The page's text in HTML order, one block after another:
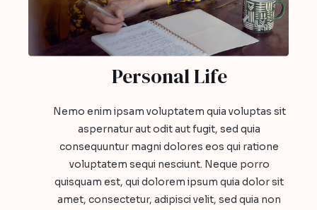
Personal Life​
Nemo enim ipsam voluptatem quia voluptas sit
aspernatur aut odit aut fugit, sed quia
consequuntur magni dolores eos qui ratione
voluptatem sequi nesciunt. Neque porro
quisquam est, qui dolorem ipsum quia dolor sit
amet, consectetur, adipisci velit, sed quia non